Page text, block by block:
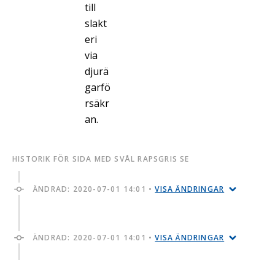
till
slakt
eri
via
djurä
garfö
rsäkr
an.
HISTORIK FÖR SIDA MED SVÅL RAPSGRIS SE
ÄNDRAD: 2020-07-01 14:01 •VISA ÄNDRINGAR
ÄNDRAD: 2020-07-01 14:01 •VISA ÄNDRINGAR